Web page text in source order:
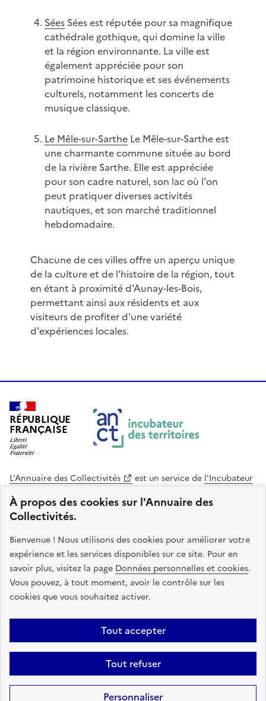
À propos des cookies sur l'Annuaire des
Collectivités.
Bienvenue ! Nous utilisons des cookies pour améliorer votre
expérience et les services disponibles sur ce site. Pour en
savoir plus, visitez la page Données personnelles et cookies.
Vous pouvez, à tout moment, avoir le contrôle sur les
cookies que vous souhaitez activer.
Tout accepter
Tout refuser
Personnaliser
SéesSées est réputée pour sa magnifique
cathédrale gothique, qui domine la ville
et la région environnante. La ville est
également appréciée pour son
patrimoine historique et ses événements
culturels, notamment les concerts de
musique classique.
Le Mêle-sur-SartheLe Mêle-sur-Sarthe est
une charmante commune située au bord
de la rivière Sarthe. Elle est appréciée
pour son cadre naturel, son lac où l'on
peut pratiquer diverses activités
nautiques, et son marché traditionnel
hebdomadaire.
Chacune de ces villes offre un aperçu unique
de la culture et de l'histoire de la région, tout
en étant à proximité d'Aunay-les-Bois,
permettant ainsi aux résidents et aux
visiteurs de profiter d'une variété
d'expériences locales.
RÉPUBLIQUE
FRANÇAISE
L'Annuaire des Collectivités est un service de l'Incubateur
des Territoires
Cohésion des Territoires
. Le code source de ce site web
est disponible en licence libre. Le design de ce site est conçu
avec le système de design de l’État.
legifrance.gouv.fr
info.gouv.fr
service-public.gouv.fr
data.gouv.fr
Plan du site Accessibilite : non conforme
Mentions légales
Politique de confidentialité
Gestion des cookies FAQ
Kit de
Statistiques Code source
Sauf mention contraire, tous les contenus de ce site sont sous